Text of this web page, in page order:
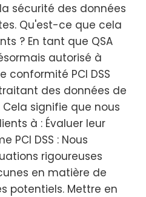
sécurité des données
Qu'est-ce que cela
? En tant que QSA
autorisé à
conformité PCI DSS
des données de
signifie que nous
à : Évaluer leur
PCI DSS : Nous
rigoureuses
en matière de
potentiels. Mettre en